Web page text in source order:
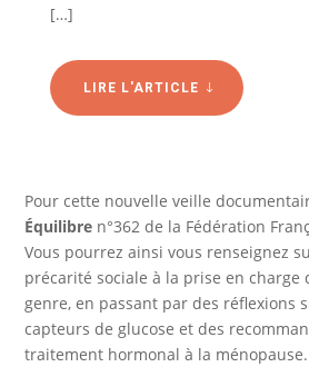
[…]
LIRE L'ARTICLE
Pour cette nouvelle veille
Équilibre n°362 de la Fédération
Vous pourrez ainsi vous renseignez
précarité sociale à la prise en charge
genre, en passant par des réflexions
capteurs de glucose et des
traitement hormonal à la